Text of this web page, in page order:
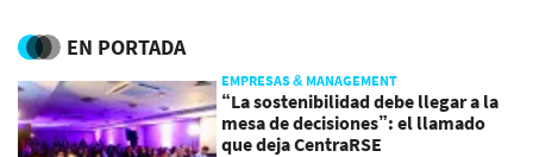
EN PORTADA
EMPRESAS & MANAGEMENT
“La sostenibilidad debe llegar a la
mesa de decisiones”: el llamado
que deja CentraRSE